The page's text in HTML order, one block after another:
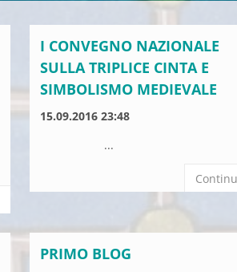
I CONVEGNO NAZIONALE
SULLA TRIPLICE CINTA E
SIMBOLISMO MEDIEVALE
15.09.2016 23:48
...
PRIMO BLOG